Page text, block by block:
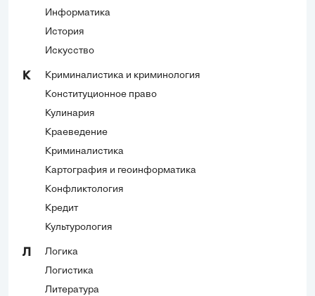
Информатика
История
Искусство
К
Криминалистика и криминология
Конституционное право
Кулинария
Краеведение
Криминалистика
Картография и геоинформатика
Конфликтология
Кредит
Культурология
Л
Логика
Логистика
Литература